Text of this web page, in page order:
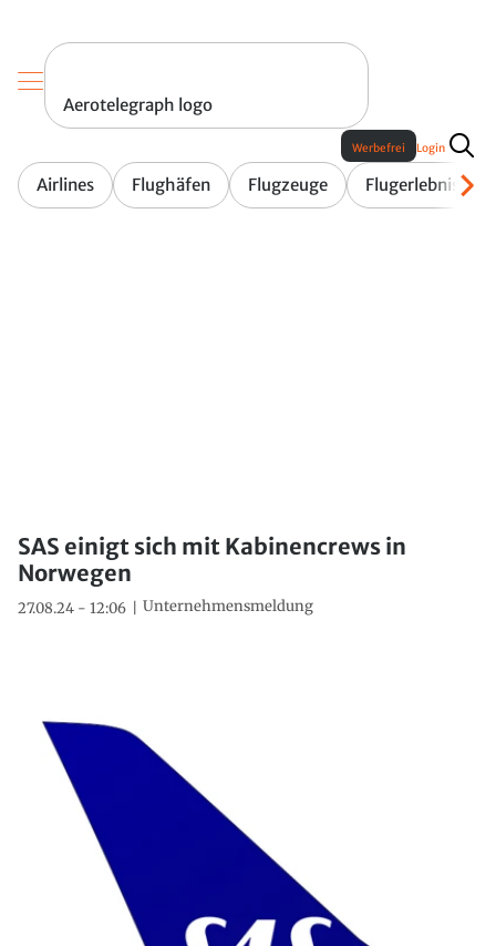
Aerotelegraph logo
Airlines Flughäfen Flugzeuge Flugerlebnis
Werbefrei Login
SAS einigt sich mit Kabinencrews in
Norwegen
27.08.24 - 12:06 Unternehmensmeldung